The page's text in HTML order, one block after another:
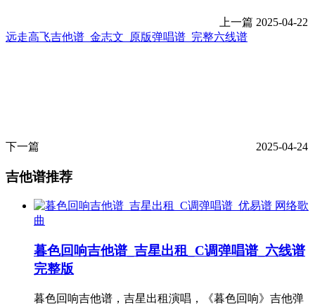
上一篇 2025-04-22
远走高飞吉他谱_金志文_原版弹唱谱_完整六线谱
下一篇 2025-04-24
吉他谱推荐
网络歌
曲
暮色回响吉他谱_吉星出租_C调弹唱谱_六线谱
完整版
暮色回响吉他谱，吉星出租演唱，《暮色回响》吉他弹